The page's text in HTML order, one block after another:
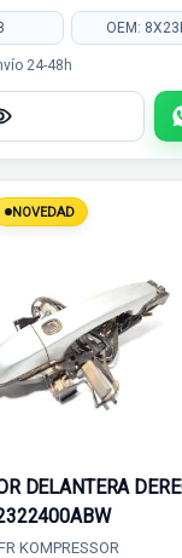
OEM:
24-48h
NOVEDAD
DELANTERA
KOMPRESSOR